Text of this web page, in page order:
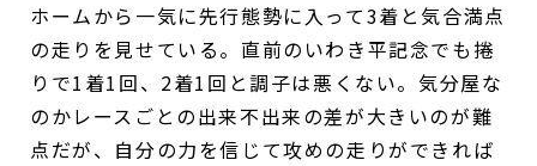
ホームから一気に先行態勢に入って3着と気合満点
の走りを見せている。直前のいわき平記念でも捲
りで1着1回、2着1回と調子は悪くない。気分屋な
のかレースごとの出来不出来の差が大きいのが難
点だが、自分の力を信じて攻めの走りができれば